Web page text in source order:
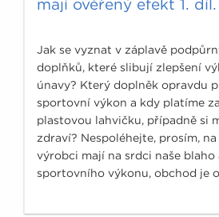
mají ověřený efekt 1. díl.
Jak se vyznat v záplavě
doplňků, které slibují zlepšení
únavy? Který doplněk opravdu
sportovní výkon a kdy platíme
plastovou lahvičku, případně si
zdraví? Nespoléhejte, prosím,
výrobci mají na srdci naše blaho
sportovního výkonu, obchod je